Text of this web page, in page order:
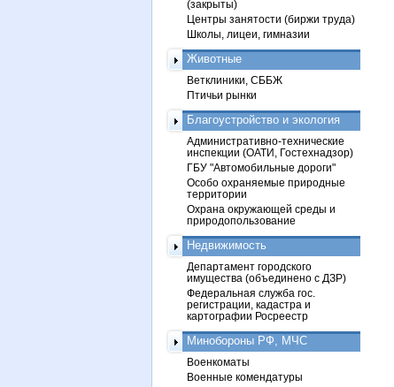
(закрыты)
Центры занятости (биржи труда)
Школы, лицеи, гимназии
Животные
Ветклиники, СББЖ
Птичьи рынки
Благоустройство и экология
Административно-технические
инспекции (ОАТИ, Гостехнадзор)
ГБУ "Автомобильные дороги"
Особо охраняемые природные
территории
Охрана окружающей среды и
природопользование
Недвижимость
Департамент городского
имущества (объединено с ДЗР)
Федеральная служба гос.
регистрации, кадастра и
картографии Росреестр
Минобороны РФ, МЧС
Военкоматы
Военные комендатуры